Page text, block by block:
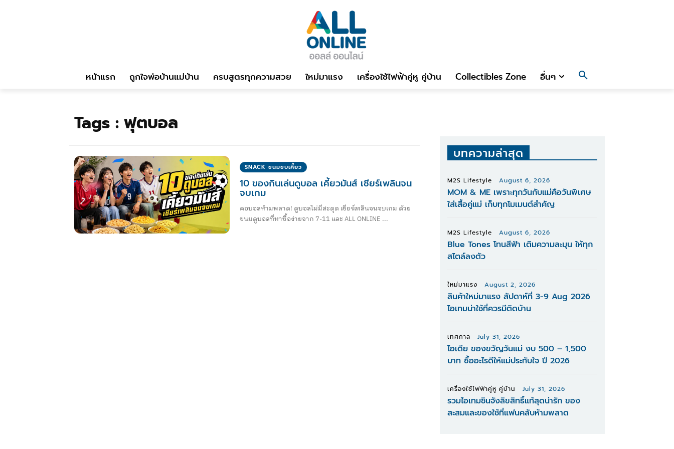
หน้าแรก ถูกใจพ่อบ้านแม่บ้าน ครบสูตรทุกความสวย ใหม่มาแรง เครื่องใช้ไฟฟ้าคู่หู คู่บ้าน Collectibles Zone อื่นๆ
Tags : ฟุตบอล
SNACK ขนมขบเคี้ยว
10 ของกินเล่นดูบอล เคี้ยวมันส์ เชียร์เพลินจน
จบเกม
คอบอลห้ามพลาด! ดูบอลไม่มีสะดุด เชียร์เพลินจนจบเกม ด้วย
ขนมดูบอลที่หาซื้อง่ายจาก 7-11 และ ALL ONLINE ...
บทความล่าสุด
M2S Lifestyle August 6, 2026
MOM & ME เพราะทุกวันกับแม่คือวันพิเศษ
ใส่เสื้อคู่แม่ เก็บทุกโมเมนต์สำคัญ
M2S Lifestyle August 6, 2026
Blue Tones โทนสีฟ้า เติมความละมุน ให้ทุก
สไตล์ลงตัว
ใหม่มาแรง August 2, 2026
สินค้าใหม่มาแรง สัปดาห์ที่ 3-9 Aug 2026
ไอเทมน่าใช้ที่ควรมีติดบ้าน
เทศกาล July 31, 2026
ไอเดีย ของขวัญวันแม่ งบ 500 – 1,500
บาท ซื้ออะไรดีให้แม่ประทับใจ ปี 2026
เครื่องใช้ไฟฟ้าคู่หู คู่บ้าน July 31, 2026
รวมไอเทมชินจังลิขสิทธิ์แท้สุดน่ารัก ของ
สะสมและของใช้ที่แฟนคลับห้ามพลาด